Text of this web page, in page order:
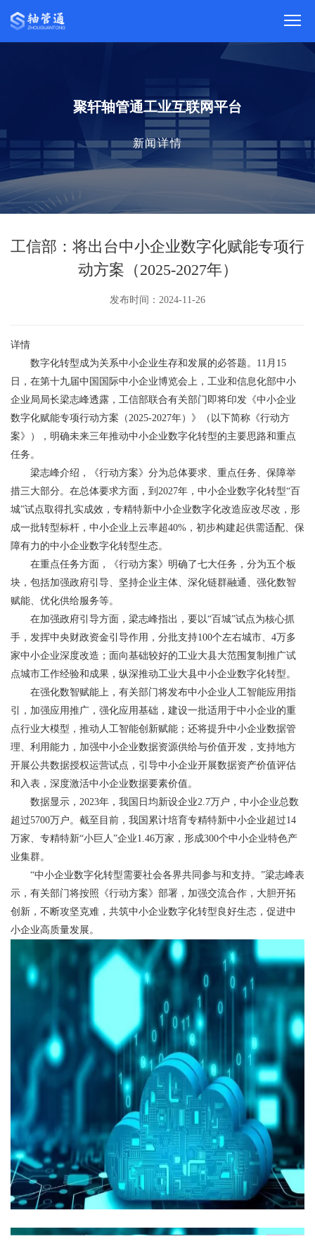
聚轩轴管通工业互联网平台
新闻详情
工信部：将出台中小企业数字化赋能专项行
动方案（2025-2027年）
发布时间：2024-11-26
详情
数字化转型成为关系中小企业生存和发展的必答题。11月15
日，在第十九届中国国际中小企业博览会上，工业和信息化部中小
企业局局长梁志峰透露，工信部联合有关部门即将印发《中小企业
数字化赋能专项行动方案（2025-2027年）》（以下简称《行动方
案》），明确未来三年推动中小企业数字化转型的主要思路和重点
任务。
梁志峰介绍，《行动方案》分为总体要求、重点任务、保障举
措三大部分。在总体要求方面，到2027年，中小企业数字化转型“百
城”试点取得扎实成效，专精特新中小企业数字化改造应改尽改，形
成一批转型标杆，中小企业上云率超40%，初步构建起供需适配、保
障有力的中小企业数字化转型生态。
在重点任务方面，《行动方案》明确了七大任务，分为五个板
块，包括加强政府引导、坚持企业主体、深化链群融通、强化数智
赋能、优化供给服务等。
在加强政府引导方面，梁志峰指出，要以“百城”试点为核心抓
手，发挥中央财政资金引导作用，分批支持100个左右城市、4万多
家中小企业深度改造；面向基础较好的工业大县大范围复制推广试
点城市工作经验和成果，纵深推动工业大县中小企业数字化转型。
在强化数智赋能上，有关部门将发布中小企业人工智能应用指
引，加强应用推广，强化应用基础，建设一批适用于中小企业的重
点行业大模型，推动人工智能创新赋能；还将提升中小企业数据管
理、利用能力，加强中小企业数据资源供给与价值开发，支持地方
开展公共数据授权运营试点，引导中小企业开展数据资产价值评估
和入表，深度激活中小企业数据要素价值。
数据显示，2023年，我国日均新设企业2.7万户，中小企业总数
超过5700万户。截至目前，我国累计培育专精特新中小企业超过14
万家、专精特新“小巨人”企业1.46万家，形成300个中小企业特色产
业集群。
“中小企业数字化转型需要社会各界共同参与和支持。”梁志峰表
示，有关部门将按照《行动方案》部署，加强交流合作，大胆开拓
创新，不断攻坚克难，共筑中小企业数字化转型良好生态，促进中
小企业高质量发展。